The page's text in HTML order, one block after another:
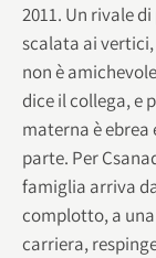
2011. Un rivale
scalata ai
non è
dice il collega, e
materna è ebrea
parte. Per
famiglia arriva
complotto, a
carriera,